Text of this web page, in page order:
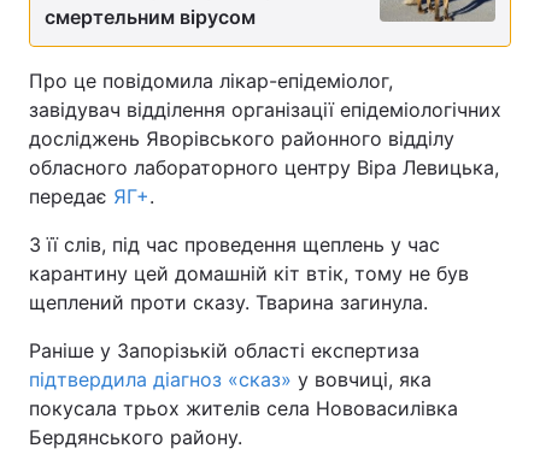
смертельним вірусом
Про це повідомила лікар-епідеміолог,
завідувач відділення організації епідеміологічних
досліджень Яворівського районного відділу
обласного лабораторного центру Віра Левицька,
передає ЯГ+.
З її слів, під час проведення щеплень у час
карантину цей домашній кіт втік, тому не був
щеплений проти сказу. Тварина загинула.
Раніше у Запорізькій області експертиза
підтвердила діагноз «сказ» у вовчиці, яка
покусала трьох жителів села Нововасилівка
Бердянського району.